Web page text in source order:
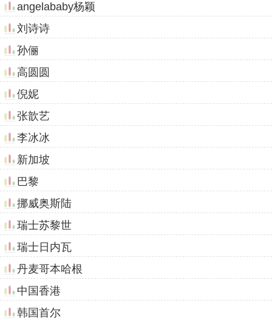
angelababy杨颖
刘诗诗
孙俪
高圆圆
倪妮
张歆艺
李冰冰
新加坡
巴黎
挪威奥斯陆
瑞士苏黎世
瑞士日内瓦
丹麦哥本哈根
中国香港
韩国首尔